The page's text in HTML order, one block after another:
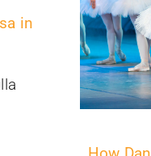
in